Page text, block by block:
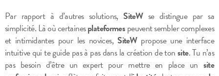
Par rapport à d’autres solutions, SiteWse distingue par sa
simplicité. Là où certainesplateformespeuvent sembler complexes
et intimidantes pour les novices, SiteWpropose une interface
intuitive qui te guide pas à pas dans la création de tonsite. Tu n’as
pas besoin d’être un expert pour mettre en place un site